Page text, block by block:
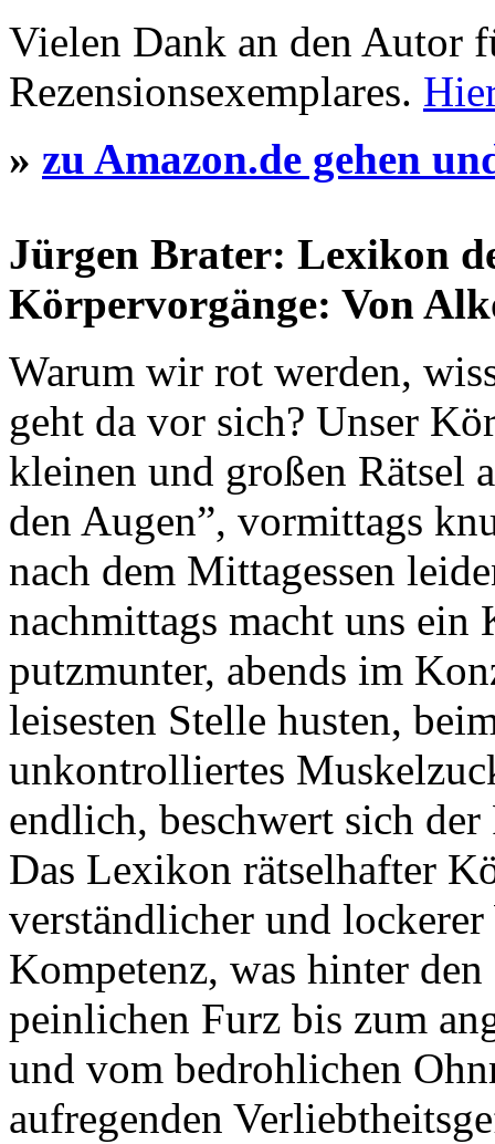
Vielen Dank an den Autor
Rezensionsexemplares.
» zu Amazon.de gehen
Jürgen Brater: Lexikon
Körpervorgänge: Von
Warum wir rot werden,
geht da vor sich? Unser
kleinen und großen Rätsel
den Augen”, vormittags
nach dem Mittagessen
nachmittags macht uns
putzmunter, abends im
leisesten Stelle husten,
unkontrolliertes
endlich, beschwert sich der
Das Lexikon rätselhafter
verständlicher und
Kompetenz, was hinter
peinlichen Furz bis zum
und vom bedrohlichen
aufregenden